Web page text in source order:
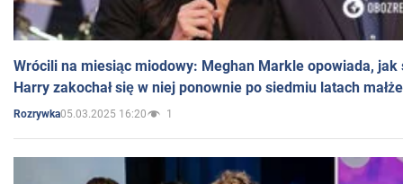
Wrócili na miesiąc miodowy: Meghan Markle opowiada, jak
Harry zakochał się w niej ponownie po siedmiu latach
Rozrywka05.03.2025 16:20 1